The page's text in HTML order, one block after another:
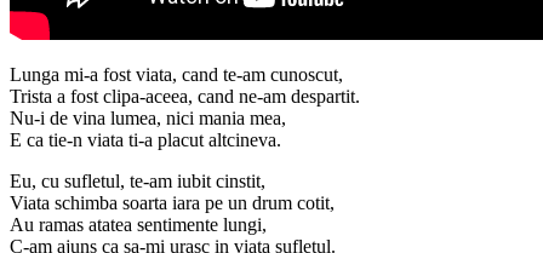
Lunga mi-a fost viata, cand te-am cunoscut,
Trista a fost clipa-aceea, cand ne-am despartit.
Nu-i de vina lumea, nici mania mea,
E ca tie-n viata ti-a placut altcineva.
Eu, cu sufletul, te-am iubit cinstit,
Viata schimba soarta iara pe un drum cotit,
Au ramas atatea sentimente lungi,
C-am ajuns ca sa-mi urasc in viata sufletul.